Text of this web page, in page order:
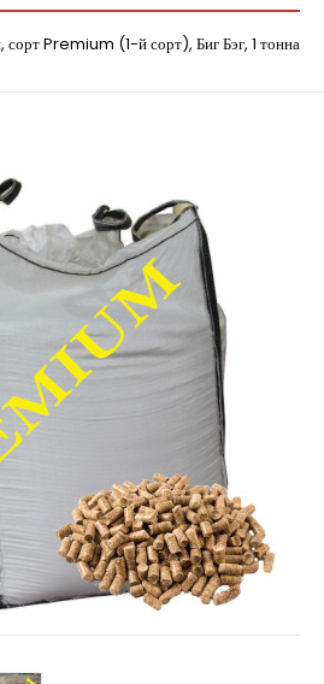
сорт Premium (1-й сорт), Биг Бэг, 1 тонна